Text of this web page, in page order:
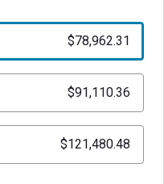
$78,962.31
$91,110.36
$121,480.48